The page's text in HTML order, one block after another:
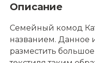
Описание
Семейный комод
названием. Данное
разместить